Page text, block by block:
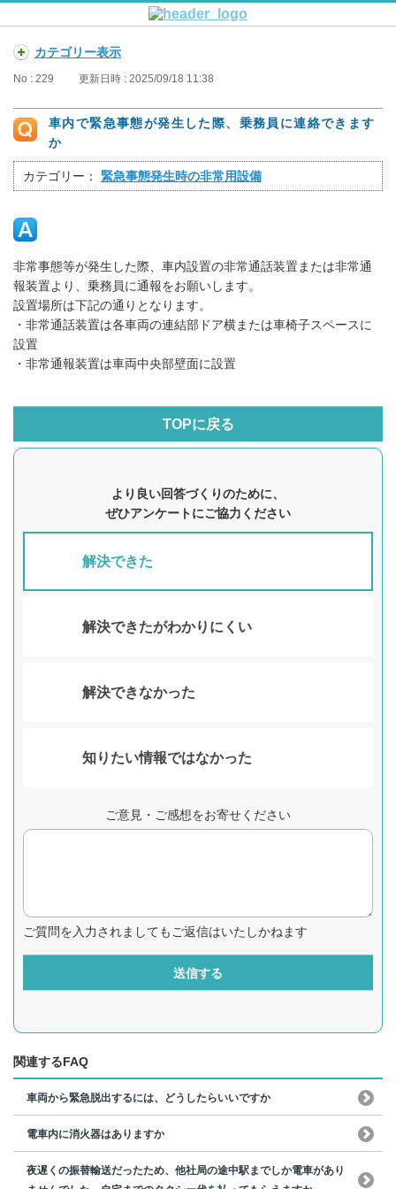
カテゴリー表示
No : 229 更新日時 : 2025/09/18 11:38
車内で緊急事態が発生した際、乗務員に連絡できます
か
カテゴリー： 緊急事態発生時の非常用設備
非常事態等が発生した際、車内設置の非常通話装置または非常通
報装置より、乗務員に通報をお願いします。
設置場所は下記の通りとなります。
・非常通話装置は各車両の連結部ドア横または車椅子スペースに
設置
・非常通報装置は車両中央部壁面に設置
TOPに戻る
より良い回答づくりのために、
ぜひアンケートにご協力ください
解決できた
解決できたがわかりにくい
解決できなかった
知りたい情報ではなかった
ご意見・ご感想をお寄せください
ご質問を入力されましてもご返信はいたしかねます
送信する
関連するFAQ
車両から緊急脱出するには、どうしたらいいですか
電車内に消火器はありますか
夜遅くの振替輸送だったため、他社局の途中駅までしか電車があり